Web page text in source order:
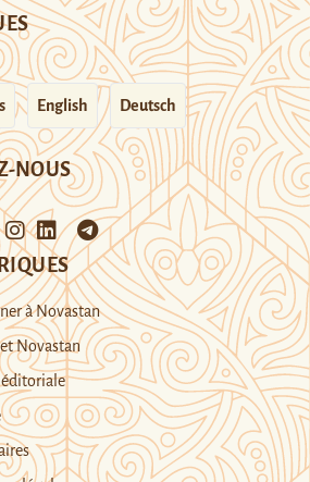
English Deutsch
NOUS
à Novastan
Novastan
éditoriale